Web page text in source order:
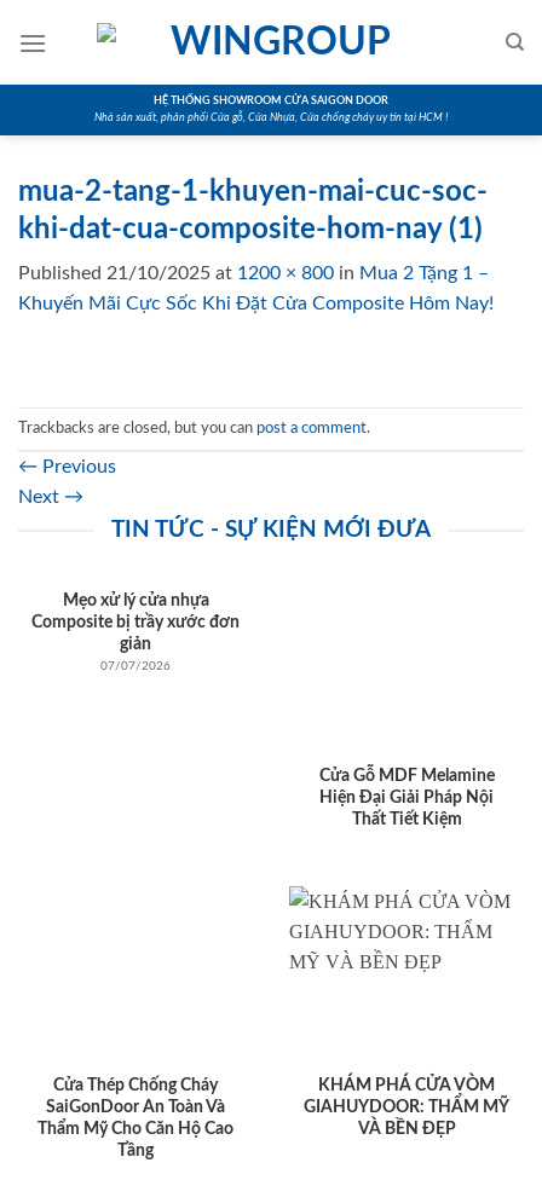
HỆ THỐNG SHOWROOM CỬA SAIGON DOOR
Nhà sản xuất, phân phối Cửa gỗ, Cửa Nhựa, Cửa chống cháy uy tín tại HCM !
mua-2-tang-1-khuyen-mai-cuc-soc-
khi-dat-cua-composite-hom-nay (1)
Published 21/10/2025 at 1200 × 800 in Mua 2 Tặng 1 –
Khuyến Mãi Cực Sốc Khi Đặt Cửa Composite Hôm Nay!
Trackbacks are closed, but you can post a comment.
← Previous
Next →
TIN TỨC - SỰ KIỆN MỚI ĐƯA
Mẹo xử lý cửa nhựa
Composite bị trầy xước đơn
giản
07/07/2026
Cửa Gỗ MDF Melamine
Hiện Đại Giải Pháp Nội
Thất Tiết Kiệm
Cửa Thép Chống Cháy
SaiGonDoor An Toàn Và
Thẩm Mỹ Cho Căn Hộ Cao
Tầng
KHÁM PHÁ CỬA VÒM
GIAHUYDOOR: THẨM MỸ
VÀ BỀN ĐẸP